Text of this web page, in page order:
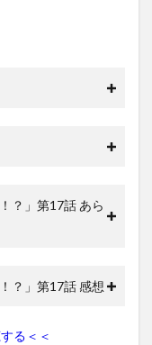
？」第17話 あら
？」第17話 感想
る＜＜